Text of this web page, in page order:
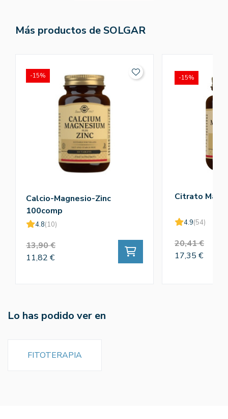
Más productos de SOLGAR
Calcio-Magnesio-Zinc
100comp
4.8(10)
13,90 €
11,82 €
-15%
Citrato
4.9(54)
20,41 €
17,35 €
-15%
Lo has podido ver en
FITOTERAPIA